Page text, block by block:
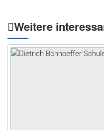
Weitere